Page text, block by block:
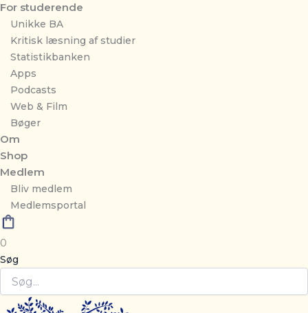
For studerende
Unikke BA
Kritisk læsning af studier
Statistikbanken
Apps
Podcasts
Web & Film
Bøger
Om
Shop
Medlem
Bliv medlem
Medlemsportal
0
Søg